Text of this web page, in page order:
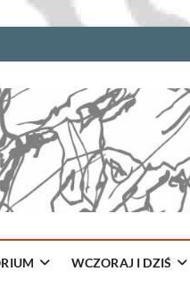
WCZORAJ I DZIŚ